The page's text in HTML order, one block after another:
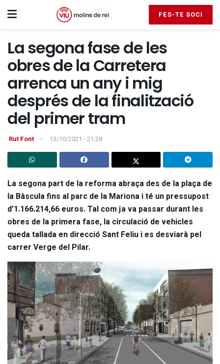
FES-TE SOCI
La segona fase de les
obres de la Carretera
arrenca un any i mig
després de la finalització
del primer tram
Rut Font 13/10/2021 - 21:28
La segona part de la reforma abraça des de la plaça de
la Bàscula fins al parc de la Mariona i té un pressupost
d’1.166.214,66 euros. Tal com ja va passar durant les
obres de la primera fase, la circulació de vehicles
queda tallada en direcció Sant Feliu i es desviarà pel
carrer Verge del Pilar.